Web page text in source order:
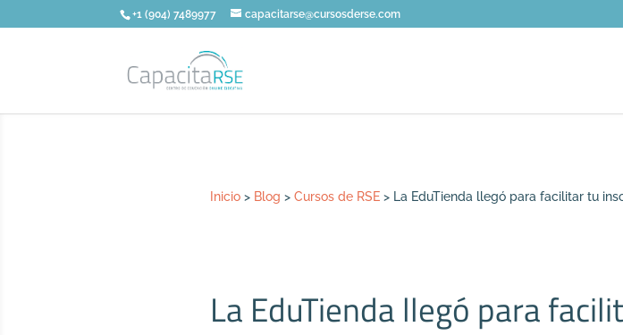
+1 (904) 7489977 capacitarse@cursosderse.com
Inicio > Blog >Cursos de RSE > La EduTienda llegó para facilitar tu
La EduTienda llegó para